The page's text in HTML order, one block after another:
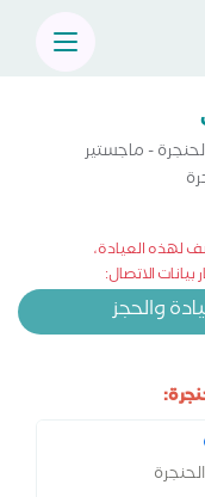
- ماجستير
لهذه العيادة،
الاتصال:
والحجز